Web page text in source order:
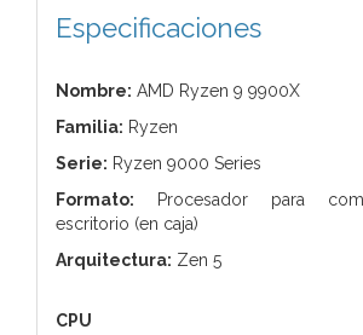
Especificaciones
Nombre: AMD Ryzen 9 9900X
Familia: Ryzen
Serie: Ryzen 9000 Series
Formato: Procesador para
escritorio (en caja)
Arquitectura: Zen 5
CPU